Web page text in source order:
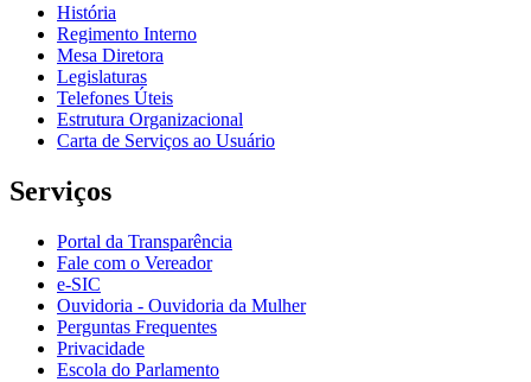
História
Regimento Interno
Mesa Diretora
Legislaturas
Telefones Úteis
Estrutura Organizacional
Carta de Serviços ao Usuário
Serviços
Portal da Transparência
Fale com o Vereador
e-SIC
Ouvidoria - Ouvidoria da Mulher
Perguntas Frequentes
Privacidade
Escola do Parlamento